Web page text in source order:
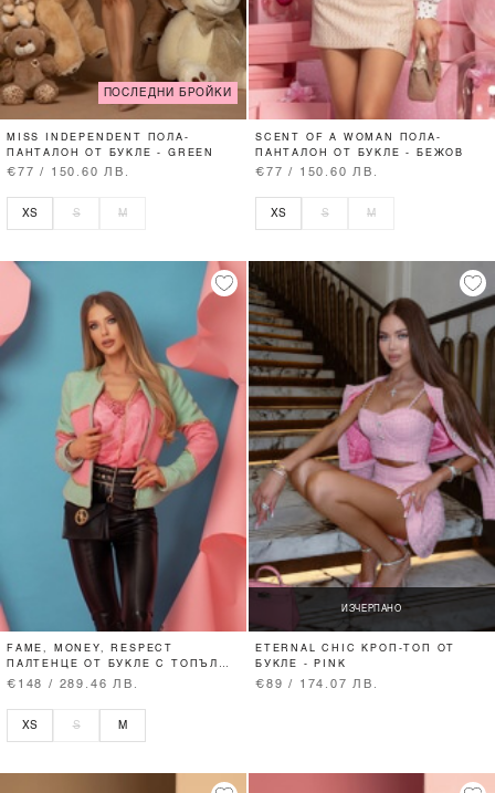
ПОСЛЕДНИ БРОЙКИ
MISS INDEPENDENT ПОЛА-
ПАНТАЛОН ОТ БУКЛЕ - GREEN
€77 / 150.60 ЛВ.
XS S M
SCENT OF A WOMAN ПОЛА-
ПАНТАЛОН ОТ БУКЛЕ - БЕЖОВ
€77 / 150.60 ЛВ.
XS S M
FAME, MONEY, RESPECT
ПАЛТЕНЦЕ ОТ БУКЛЕ С ТОПЪЛ
ХАСТАР
€148 / 289.46 ЛВ.
XS S M
ИЗЧЕРПАНО
ETERNAL CHIC КРОП-ТОП ОТ
БУКЛЕ - PINK
€89 / 174.07 ЛВ.